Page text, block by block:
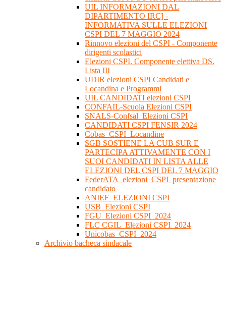
UIL INFORMAZIONI DAL
DIPARTIMENTO IRC] -
INFORMATIVA SULLE ELEZIONI
CSPI DEL 7 MAGGIO 2024
Rinnovo elezioni del CSPI - Componente
dirigenti scolastici
Elezioni CSPI. Componente elettiva DS.
Lista III
UDIR elezioni CSPI Candidati e
Locandina e Programmi
UIL CANDIDATI elezioni CSPI
CONFAIL-Scuola Elezioni CSPI
SNALS-Confsal_Elezioni CSPI
CANDIDATI CSPI FENSIR 2024
Cobas_CSPI_Locandine
SGB SOSTIENE LA CUB SUR E
PARTECIPA ATTIVAMENTE CON I
SUOI CANDIDATI IN LISTA ALLE
ELEZIONI DEL CSPI DEL 7 MAGGIO
FederATA_elezioni_CSPI_presentazione
candidato
ANIEF_ELEZIONI CSPI
USB_Elezioni CSPI
FGU_Elezioni CSPI_2024
FLC CGIL_Elezioni CSPI_2024
Unicobas_CSPI_2024
Archivio bacheca sindacale